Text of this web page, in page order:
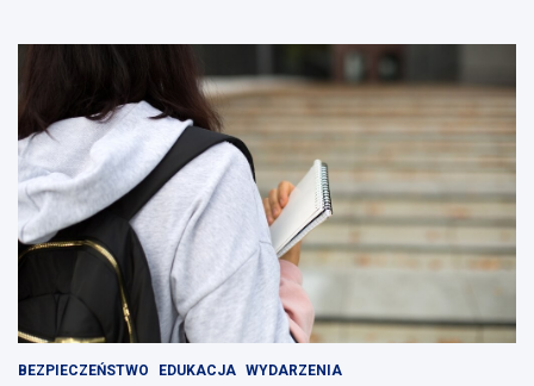
BEZPIECZEŃSTWO EDUKACJA WYDARZENIA